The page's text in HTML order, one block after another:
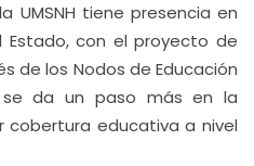
UMSNH tiene presencia en
Estado, con el proyecto de
de los Nodos de Educación
da un paso más en la
educativa a nivel